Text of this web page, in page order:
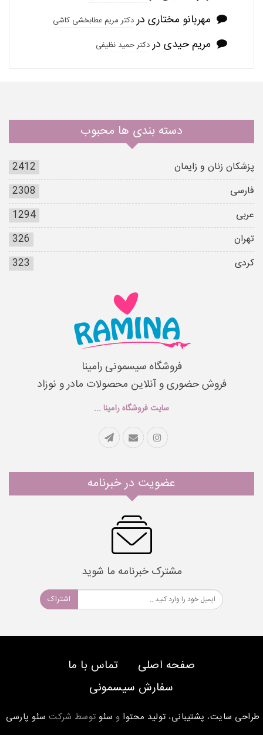
مهربانو مختاری دردکتر مریم عطابخشی کاشی
مریم حیدی دردکتر حمید نظیفی
دسته بندی ها محبوب
پزشکان زنان و زایمان
2412
فارسی
2308
عربی
1294
تهران
326
کردی
323
فروشگاه سیسمونی رامینا
فروش حضوری و آنلاین محصولات مادر و نوزاد
سایت فروشگاه رامینا ...
عضویت در خبرنامه
مشترک خبرنامه ما شوید
اشتراک
صفحه اصلی
تماس با ما
سفارش سیسمونی
طراحی سایت، پشتیبانی، تولید محتوا و سئو توسط شرکت سئو پارسی